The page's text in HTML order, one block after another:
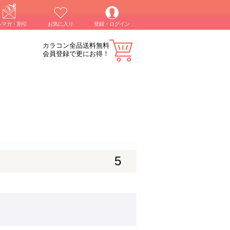
マガ・割引 お気に入り 登録・ログイン
カラコン全品送料無料
会員登録で更にお得！
5